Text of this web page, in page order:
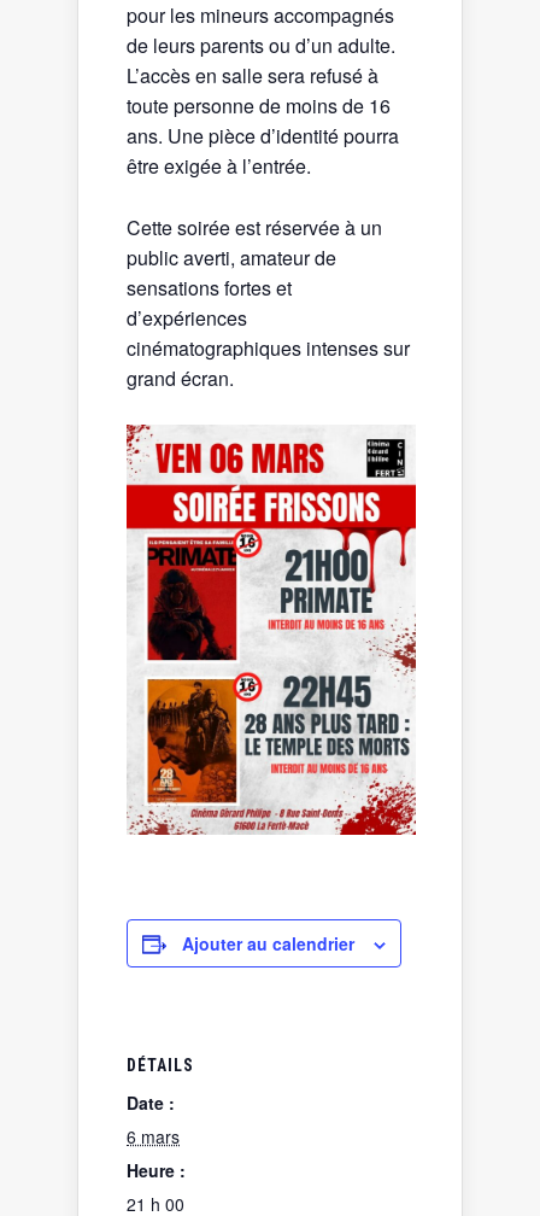
pour les mineurs accompagnés
de leurs parents ou d’un adulte.
L’accès en salle sera refusé à
toute personne de moins de 16
ans. Une pièce d’identité pourra
être exigée à l’entrée.
Cette soirée est réservée à un
public averti, amateur de
sensations fortes et
d’expériences
cinématographiques intenses sur
grand écran.
Ajouter au calendrier
DÉTAILS
Date :
6 mars
Heure :
21 h 00